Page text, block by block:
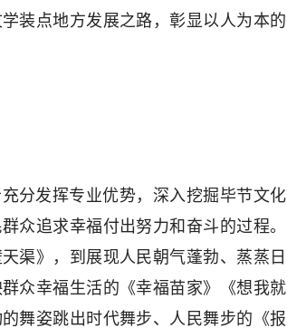
装点地方发展之路，彰显以人为本的
分发挥专业优势，深入挖掘毕节文化
众追求幸福付出努力和奋斗的过程。
渠》，到展现人民朝气蓬勃、蒸蒸日
众幸福生活的《幸福苗家》《想我就
舞姿跳出时代舞步、人民舞步的《报